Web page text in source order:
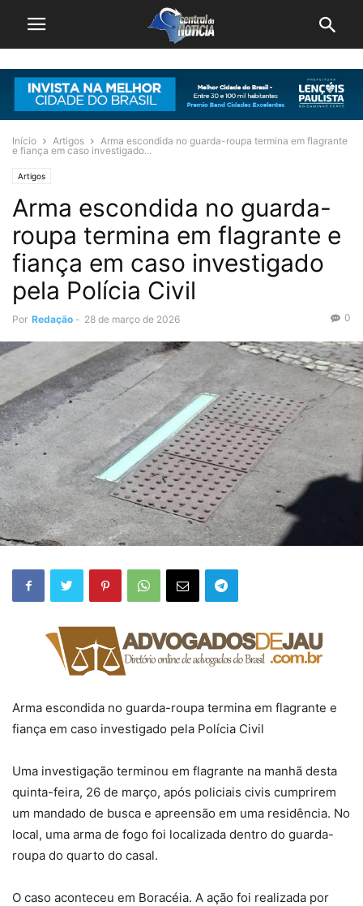
Início Artigos
Arma escondida no guarda-roupa termina em flagrante
e fiança em caso investigado...
Artigos
Arma escondida no guarda-
roupa termina em flagrante e
fiança em caso investigado
pela Polícia Civil
Por Redação - 28 de março de 2026 0
Arma escondida no guarda-roupa termina em flagrante e
fiança em caso investigado pela Polícia Civil
Uma investigação terminou em flagrante na manhã desta
quinta-feira, 26 de março, após policiais civis cumprirem
um mandado de busca e apreensão em uma residência. No
local, uma arma de fogo foi localizada dentro do guarda-
roupa do quarto do casal.
O caso aconteceu em Boracéia. A ação foi realizada por